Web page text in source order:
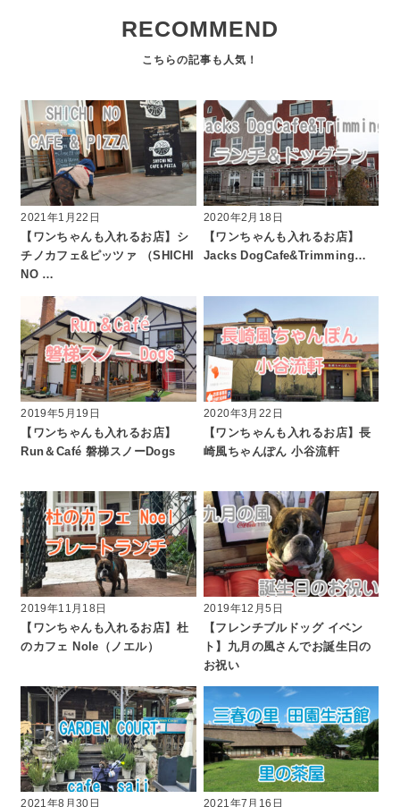
RECOMMEND
2021年1月22日
【ワンちゃんも入れるお店】シ
チノカフェ&ピッツァ （SHICHI
NO …
2020年2月18日
【ワンちゃんも入れるお店】
Jacks DogCafe&Trimming…
2019年5月19日
【ワンちゃんも入れるお店】
Run＆Café 磐梯スノーDogs
2020年3月22日
【ワンちゃんも入れるお店】長
崎風ちゃんぽん 小谷流軒
2019年11月18日
【ワンちゃんも入れるお店】杜
のカフェ Nole（ノエル）
2019年12月5日
【フレンチブルドッグ イベン
ト】九月の風さんでお誕生日の
お祝い
2021年8月30日
2021年7月16日